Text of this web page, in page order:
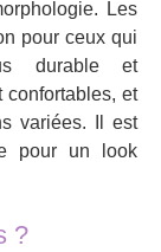
Les
pour ceux qui
durable et
confortables, et
variées. Il est
pour un look
?